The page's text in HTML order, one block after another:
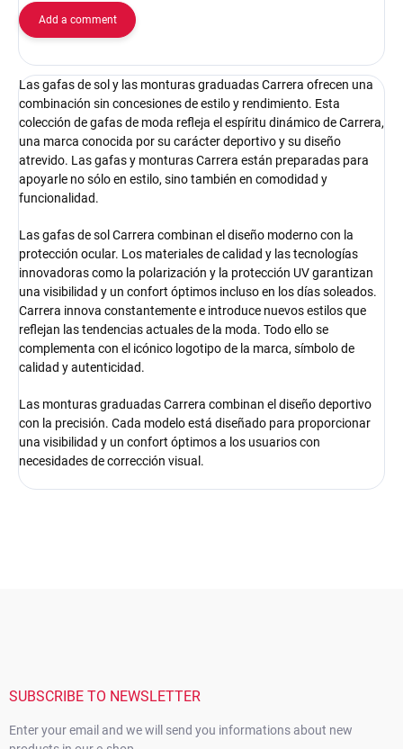
Add a comment
Las gafas de sol y las monturas graduadas Carrera ofrecen una
combinación sin concesiones de estilo y rendimiento. Esta
colección de gafas de moda refleja el espíritu dinámico de Carrera,
una marca conocida por su carácter deportivo y su diseño
atrevido. Las gafas y monturas Carrera están preparadas para
apoyarle no sólo en estilo, sino también en comodidad y
funcionalidad.
Las gafas de sol Carrera combinan el diseño moderno con la
protección ocular. Los materiales de calidad y las tecnologías
innovadoras como la polarización y la protección UV garantizan
una visibilidad y un confort óptimos incluso en los días soleados.
Carrera innova constantemente e introduce nuevos estilos que
reflejan las tendencias actuales de la moda. Todo ello se
complementa con el icónico logotipo de la marca, símbolo de
calidad y autenticidad.
Las monturas graduadas Carrera combinan el diseño deportivo
con la precisión. Cada modelo está diseñado para proporcionar
una visibilidad y un confort óptimos a los usuarios con
necesidades de corrección visual.
SUBSCRIBE TO NEWSLETTER
Enter your email and we will send you informations about new